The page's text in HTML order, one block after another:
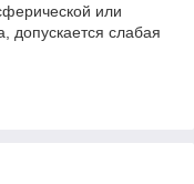
или
допускается слабая